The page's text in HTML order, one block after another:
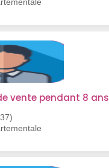
vente pendant 8 ans